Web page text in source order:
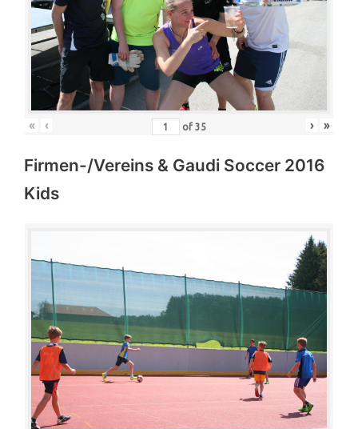
« ‹ of 35 › »
Firmen-/Vereins & Gaudi Soccer 2016
Kids